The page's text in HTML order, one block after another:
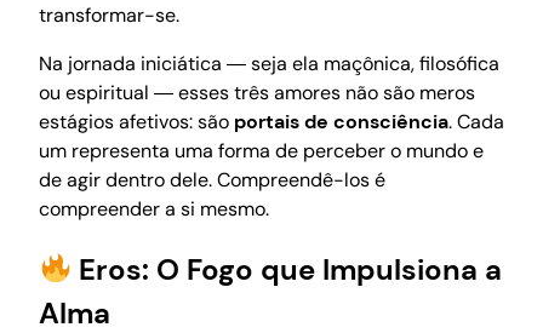
transformar-se.
Na jornada iniciática ― seja ela maçônica, filosófica
ou espiritual ― esses três amores não são meros
estágios afetivos: são portais de consciência. Cada
um representa uma forma de perceber o mundo e
de agir dentro dele. Compreendê-los é
compreender a si mesmo.
Eros: O Fogo que Impulsiona a
Alma